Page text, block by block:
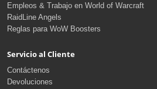
Empleos & Trabajo en World of Warcraft
RaidLine Angels
Reglas para WoW Boosters
Servicio al Cliente
Contáctenos
Devoluciones